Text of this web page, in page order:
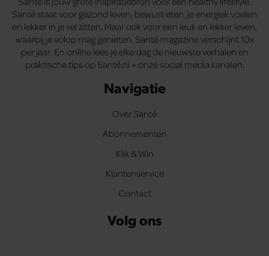
Santé staat voor gezond leven, bewust eten, je energiek voelen
en lekker in je vel zitten. Maar ook voor een leuk en lekker leven,
waarbij je volop mag genieten. Santé magazine verschijnt 10x
per jaar. En online lees je elke dag de nieuwste verhalen en
praktische tips op Santé.nl + onze social media kanalen.
Navigatie
Over Santé
Abonnementen
Klik & Win
Klantenservice
Contact
Volg ons